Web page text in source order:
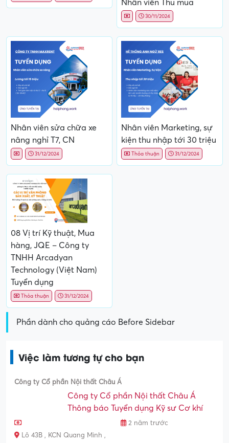
Nhân viên Thu mua
30/11/2024
Nhân viên sửa chữa xe
nâng nghỉ T7, CN
31/12/2024
Nhân viên Marketing, sự
kiện thu nhập tới 30 triệu
Thỏa thuận 31/12/2024
08 Vị trí Kỹ thuật, Mua
hàng, JQE – Công ty
TNHH Arcadyan
Technology (Việt Nam)
Tuyển dụng
Thỏa thuận 31/12/2024
Phần dành cho quảng cáo Before Sidebar
Việc làm tương tự cho bạn
Công ty Cổ phần Nội thất Châu Á
Công ty Cổ phần Nội thất Châu Á
Thông báo Tuyển dụng Kỹ sư Cơ khí
2 năm trước
Lô 43B , KCN Quang Minh ,